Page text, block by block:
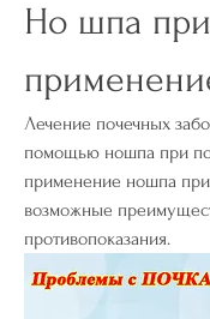
Но шпа
Лечение почечных
помощью ношпа при
применение ношпа при
возможные
противопоказания.